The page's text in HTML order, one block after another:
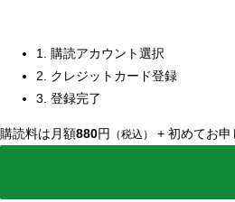
1. 購読アカウント選択
2. クレジットカード登録
3. 登録完了
購読料は月額880円 （税込） + 初めてお申